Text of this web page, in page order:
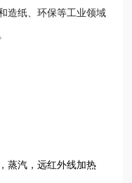
造纸、环保等工业领域
蒸汽，远红外线加热